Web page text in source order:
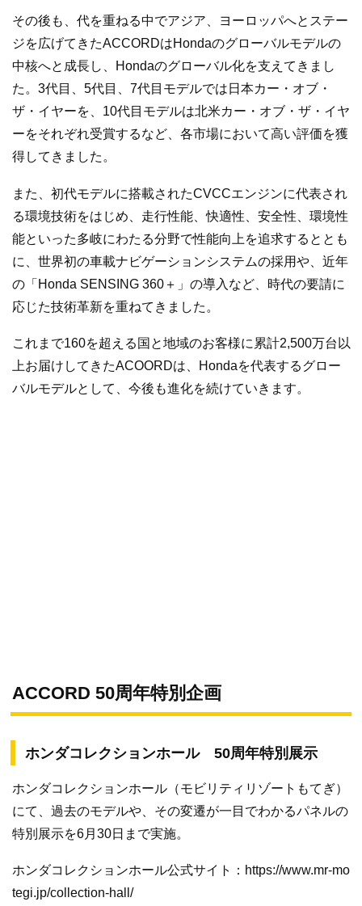
その後も、代を重ねる中でアジア、ヨーロッパへとステー
ジを広げてきたACCORDはHondaのグローバルモデルの
中核へと成長し、Hondaのグローバル化を支えてきまし
た。3代目、5代目、7代目モデルでは日本カー・オブ・
ザ・イヤーを、10代目モデルは北米カー・オブ・ザ・イヤ
ーをそれぞれ受賞するなど、各市場において高い評価を獲
得してきました。
また、初代モデルに搭載されたCVCCエンジンに代表され
る環境技術をはじめ、走行性能、快適性、安全性、環境性
能といった多岐にわたる分野で性能向上を追求するととも
に、世界初の車載ナビゲーションシステムの採用や、近年
の「Honda SENSING 360＋」の導入など、時代の要請に
応じた技術革新を重ねてきました。
これまで160を超える国と地域のお客様に累計2,500万台以
上お届けしてきたACOORDは、Hondaを代表するグロー
バルモデルとして、今後も進化を続けていきます。
ACCORD 50周年特別企画
ホンダコレクションホール 50周年特別展示
ホンダコレクションホール（モビリティリゾートもてぎ）
にて、過去のモデルや、その変遷が一目でわかるパネルの
特別展示を6月30日まで実施。
ホンダコレクションホール公式サイト：https://www.mr-mo
tegi.jp/collection-hall/